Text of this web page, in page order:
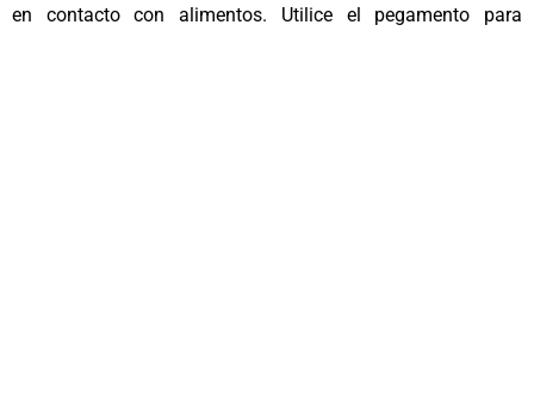
en contacto con alimentos. Utilice el pegamento para